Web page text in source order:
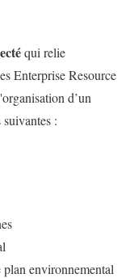
qui relie
Enterprise Resource
d’un
:
environnemental